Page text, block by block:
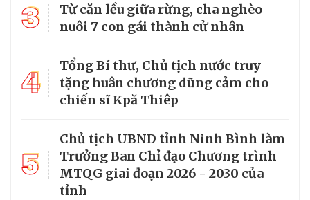
3
Từ căn lều giữa rừng, cha nghèo
nuôi 7 con gái thành cử nhân
4
Tổng Bí thư, Chủ tịch nước truy
tặng huân chương dũng cảm cho
chiến sĩ Kpă Thiêp
5
Chủ tịch UBND tỉnh Ninh Bình làm
Trưởng Ban Chỉ đạo Chương trình
MTQG giai đoạn 2026 - 2030 của
tỉnh